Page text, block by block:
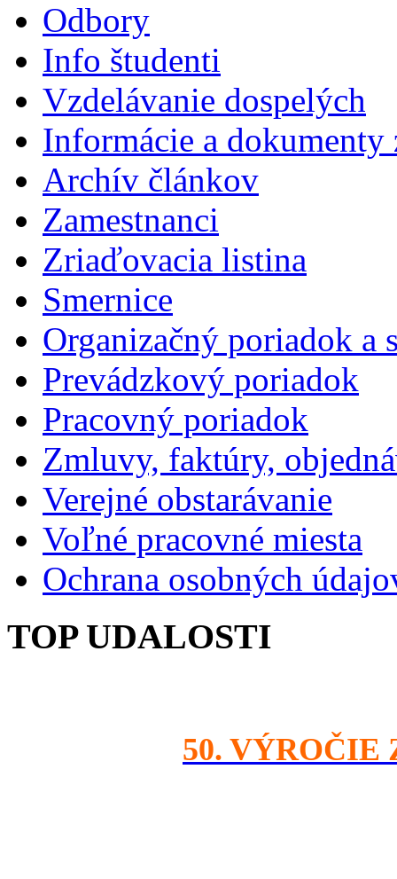
Odbory
Info študenti
Vzdelávanie dospelých
Informácie a
Archív článkov
Zamestnanci
Zriaďovacia listina
Smernice
Organizačný poriadok a
Prevádzkový poriadok
Pracovný poriadok
Zmluvy, faktúry,
Verejné obstarávanie
Voľné pracovné miesta
Ochrana osobných
TOP UDALOSTI
50. VÝROČIE